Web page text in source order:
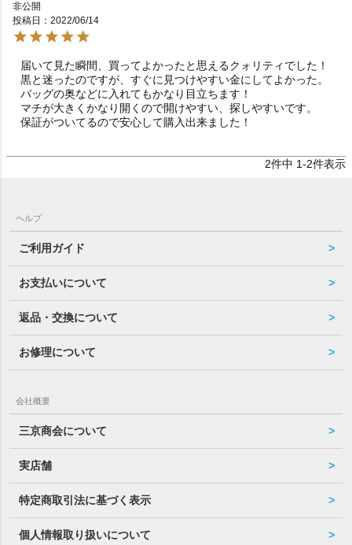
非公開
投稿日
2022/06/14
届いて見た瞬間、買ってよかったと思えるクォリティでした！
黒と迷ったのですが、すぐに見つけやすい金にしてよかった。
バッグの奥などに入れてもかなり目立ちます！
マチが大きくかなり開くので開けやすい、探しやすいです。
保証がついてるので安心して購入出来ました！
2件中 1-2件表示
ヘルプ
ご利用ガイド
お支払いについて
返品・交換について
お修理について
会社概要
三京商会について
実店舗
特定商取引法に基づく表示
個人情報取り扱いについて